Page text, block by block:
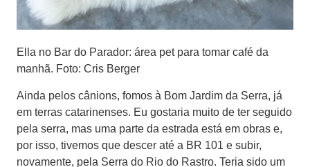
Ella no Bar do Parador: área pet para tomar café da
manhã. Foto: Cris Berger
Ainda pelos cânions, fomos à Bom Jardim da Serra, já
em terras catarinenses. Eu gostaria muito de ter seguido
pela serra, mas uma parte da estrada está em obras e,
por isso, tivemos que descer até a BR 101 e subir,
novamente, pela Serra do Rio do Rastro. Teria sido um